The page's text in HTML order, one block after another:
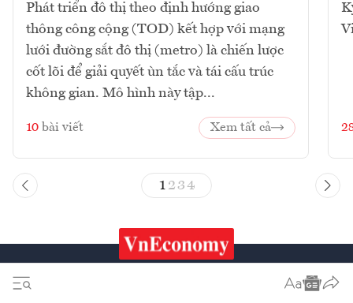
Phát triển đô thị theo định hướng giao
thông công cộng (TOD) kết hợp với mạng
lưới đường sắt đô thị (metro) là chiến lược
cốt lõi để giải quyết ùn tắc và tái cấu trúc
không gian. Mô hình này tập...
10 bài viết Xem tất cả
1 23 4